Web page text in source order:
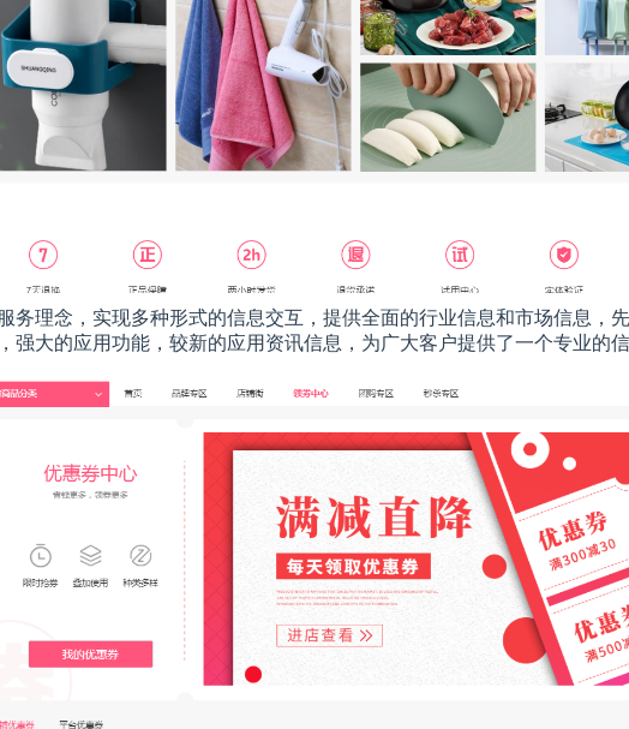
务理念，实现多种形式的信息交互，提供全面的行业信息和市场信息，
强大的应用功能，较新的应用资讯信息，为广大客户提供了一个专业的信